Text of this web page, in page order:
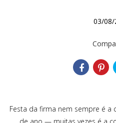
03/08/
Festa da firma nem sempre é a
de ano — muitas vezes é a